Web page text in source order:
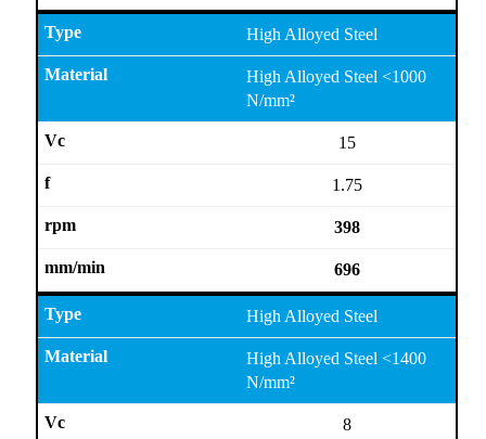
High Alloyed Steel
High Alloyed Steel <1000
N/mm²
15
1.75
398
696
High Alloyed Steel
High Alloyed Steel <1400
N/mm²
8